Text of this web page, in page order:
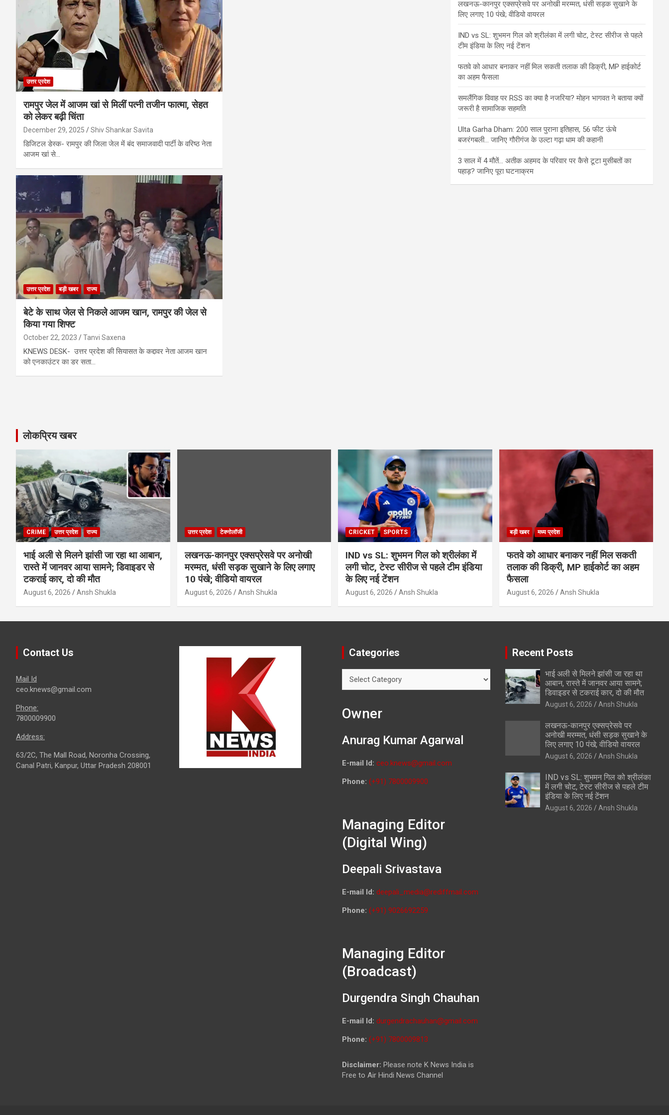
उत्तर प्रदेश
रामपुर जेल में आजम खां से मिलीं पत्नी तजीन फात्मा, सेहत
को लेकर बढ़ी चिंता
December 29, 2025 Shiv Shankar Savita
डिजिटल डेस्क- रामपुर की जिला जेल में बंद समाजवादी पार्टी के वरिष्ठ नेता
आजम खां से…
उत्तर प्रदेश बड़ी खबर राज्य
बेटे के साथ जेल से निकले आजम खान, रामपुर की जेल से
किया गया शिफ्ट
October 22, 2023 Tanvi Saxena
KNEWS DESK- उत्तर प्रदेश की सियासत के कद्दावर नेता आजम खान
को एनकाउंटर का डर सता…
लखनऊ-कानपुर एक्सप्रेसवे पर अनोखी मरम्मत, धंसी सड़क सुखाने के
लिए लगाए 10 पंखे; वीडियो वायरल
IND vs SL: शुभमन गिल को श्रीलंका में लगी चोट, टेस्ट सीरीज से पहले
टीम इंडिया के लिए नई टेंशन
फतवे को आधार बनाकर नहीं मिल सकती तलाक की डिक्री, MP हाईकोर्ट
का अहम फैसला
समलैंगिक विवाह पर RSS का क्या है नजरिया? मोहन भागवत ने बताया क्यों
जरूरी है सामाजिक सहमति
Ulta Garha Dham: 200 साल पुराना इतिहास, 56 फीट ऊंचे
बजरंगबली… जानिए गौरीगंज के उल्टा गढ़ा धाम की कहानी
3 साल में 4 मौतें… अतीक अहमद के परिवार पर कैसे टूटा मुसीबतों का
पहाड़? जानिए पूरा घटनाक्रम
लोकप्रिय खबर
CRIME उत्तर प्रदेश राज्य
भाई अली से मिलने झांसी जा रहा था आबान,
रास्ते में जानवर आया सामने; डिवाइडर से
टकराई कार, दो की मौत
August 6, 2026 Ansh Shukla
उत्तर प्रदेश टेक्नोलॉजी
लखनऊ-कानपुर एक्सप्रेसवे पर अनोखी
मरम्मत, धंसी सड़क सुखाने के लिए लगाए
10 पंखे; वीडियो वायरल
August 6, 2026 Ansh Shukla
CRICKET SPORTS
IND vs SL: शुभमन गिल को श्रीलंका में
लगी चोट, टेस्ट सीरीज से पहले टीम इंडिया
के लिए नई टेंशन
August 6, 2026 Ansh Shukla
बड़ी खबर मध्य प्रदेश
फतवे को आधार बनाकर नहीं मिल सकती
तलाक की डिक्री, MP हाईकोर्ट का अहम
फैसला
August 6, 2026 Ansh Shukla
Contact Us
Mail Id
ceo.knews@gmail.com
Phone:
7800009900
Address:
63/2C, The Mall Road, Noronha Crossing,
Canal Patri, Kanpur, Uttar Pradesh 208001
Categories
Owner
Anurag Kumar Agarwal
E-mail Id: ceo.knews@gmail.com
Phone: (+91) 7800009900
Managing Editor
(Digital Wing)
Deepali Srivastava
E-mail Id: deepali_media@rediffmail.com
Phone: (+91) 9026692259
Managing Editor
(Broadcast)
Durgendra Singh Chauhan
E-mail Id: durgendrachauhan@gmail.com
Phone: (+91) 7800009813
Disclaimer: Please note K News India is
Free to Air Hindi News Channel
Recent Posts
भाई अली से मिलने झांसी जा रहा था
आबान, रास्ते में जानवर आया सामने;
डिवाइडर से टकराई कार, दो की मौत
August 6, 2026 Ansh Shukla
लखनऊ-कानपुर एक्सप्रेसवे पर
अनोखी मरम्मत, धंसी सड़क सुखाने के
लिए लगाए 10 पंखे; वीडियो वायरल
August 6, 2026 Ansh Shukla
IND vs SL: शुभमन गिल को श्रीलंका
में लगी चोट, टेस्ट सीरीज से पहले टीम
इंडिया के लिए नई टेंशन
August 6, 2026 Ansh Shukla